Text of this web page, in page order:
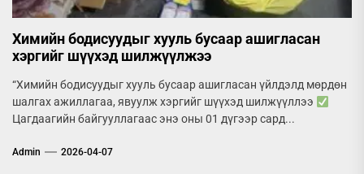
Химийн бодисуудыг хууль бусаар ашигласан
хэргийг шүүхэд шилжүүлжээ
“Химийн бодисуудыг хууль бусаар ашигласан үйлдэлд мөрдөн
шалгах ажиллагаа, явуулж хэргийг шүүхэд шилжүүллээ
Цагдаагийн байгууллагаас энэ оны 01 дүгээр сард...
Admin 2026-04-07